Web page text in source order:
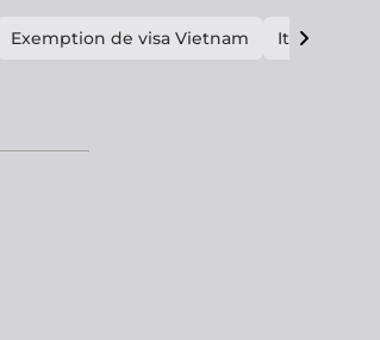
Exemption de visa Vietnam Itinéraire